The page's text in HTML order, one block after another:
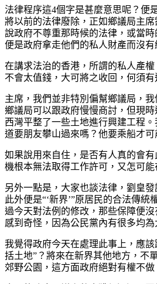
法律程序這4個字是甚麼意思呢？便
將以前的法律廢除，正如鄉議局主
說政府不尊重那時候的法律，或當
便是政府拿走他們的私人財產而沒
在講求法治的香港，所謂的私人產
不會太值錢，大可將之收回，何須
主席，我們並非特別偏幫鄉議局，
鄉議局可以跟政府慢慢商討，但現
西灣平整了一些土地進行興建工程
道要朋友攀山過來嗎？他要乘船才可
如果說用來自住，是否有人真的會
機根本無法取得工作許可，又怎可
另外一點是，大家也談法律，劉皇
此外便是“‘新界’”原居民的合法傳
過今天對法例的修改，那些保障便
感到奇怪，因為公民黨內有很多均
我覺得政府今天在處理此事上，應
括土地”？將來在新界其他地方，不
郊野公園，這方面政府絕對有權不